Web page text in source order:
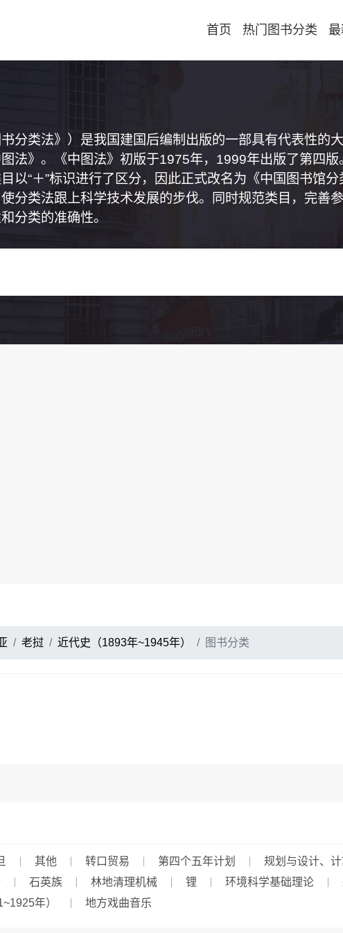
首页 热门图书分类
分类法》）是我国建国后编制出版的一部具有代表性的
法》。《中图法》初版于1975年，1999年出版了第四
以“＋”标识进行了区分，因此正式改名为《中国图书馆
分类法跟上科学技术发展的步伐。同时规范类目，完善
分类的准确性。
老挝 近代史（1893年~1945年） 图书分类
其他 转口贸易 第四个五年计划 规划与设计、
石英族 林地清理机械 锂 环境科学基础理论
年） 地方戏曲音乐